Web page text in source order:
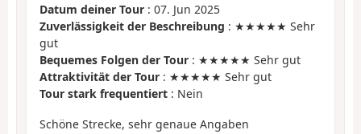
Datum deiner Tour : 07. Jun 2025
Zuverlässigkeit der Beschreibung : ★★★★★ Sehr
gut
Bequemes Folgen der Tour : ★★★★★ Sehr gut
Attraktivität der Tour : ★★★★★ Sehr gut
Tour stark frequentiert : Nein
Schöne Strecke, sehr genaue Angaben